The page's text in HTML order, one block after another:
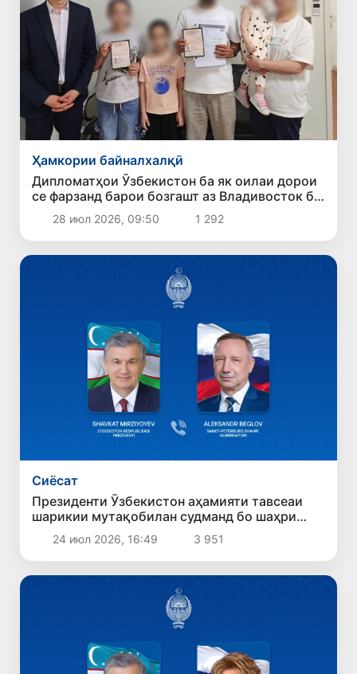
Ҳамкории байналхалқӣ
Дипломатҳои Ӯзбекистон ба як оилаи дорои
се фарзанд барои бозгашт аз Владивосток ба
Ватан кумак карданд
28 июл 2026, 09:50 1 292
Сиёсат
Президенти Ӯзбекистон аҳамияти тавсеаи
шарикии мутақобилан судманд бо шаҳри
Санкт-Петербургро қайд кард
24 июл 2026, 16:49 3 951